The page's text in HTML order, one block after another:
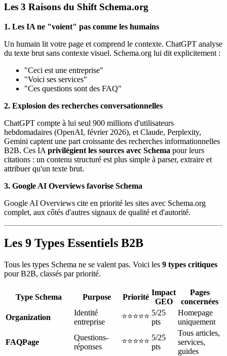
Les 3 Raisons du Shift Schema.org
1. Les IA ne "voient" pas comme les humains
Un humain lit votre page et comprend le contexte. ChatGPT analyse
du texte brut sans contexte visuel. Schema.org lui dit explicitement :
"Ceci est une entreprise"
"Voici ses services"
"Ces questions sont des FAQ"
2. Explosion des recherches conversationnelles
ChatGPT compte à lui seul 900 millions d'utilisateurs
hebdomadaires (OpenAI, février 2026), et Claude, Perplexity,
Gemini captent une part croissante des recherches informationnelles
B2B. Ces IA privilégient les sources avec Schema pour leurs
citations : un contenu structuré est plus simple à parser, extraire et
attribuer qu'un texte brut.
3. Google AI Overviews favorise Schema
Google AI Overviews cite en priorité les sites avec Schema.org
complet, aux côtés d'autres signaux de qualité et d'autorité.
Les 9 Types Essentiels B2B
Tous les types Schema ne se valent pas. Voici les 9 types critiques
pour B2B, classés par priorité.
Type Schema Purpose Priorité
Impact
GEO
Pages
concernées
Organization
Identité
entreprise
⭐⭐⭐⭐⭐ 5/25
pts
Homepage
uniquement
FAQPage
Questions-
réponses
⭐⭐⭐⭐⭐ 5/25
pts
Tous articles,
services,
guides